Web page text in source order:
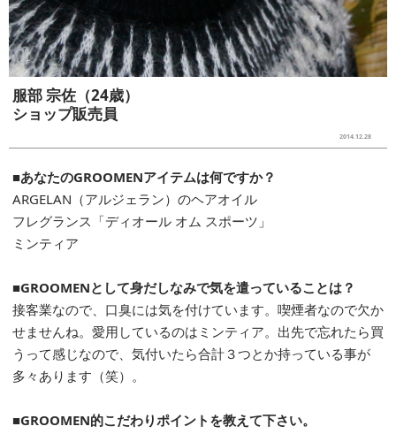
服部 宗佐（24歳）
ショップ販売員
2014.12.28
■あなたのGROOMENアイテムは何ですか？
ARGELAN（アルジェラン）のヘアオイル
フレグランス「ディオール オム スポーツ」
ミンティア
■GROOMENとして身だしなみで気を遣っていることは？
接客業なので、口臭には気を付けています。喫煙者なので欠か
せませんね。愛用しているのはミンティア。出先で忘れたら買
うって感じなので、気付いたら合計３つとか持っている事が
多々あります（笑）。
■GROOMEN的こだわりポイントを教えて下さい。